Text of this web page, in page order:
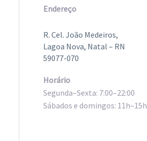
Endereço
R. Cel. João Medeiros,
Lagoa Nova, Natal – RN
59077-070
Horário
Segunda–Sexta: 7:00–22:00
Sábados e domingos: 11h–15h